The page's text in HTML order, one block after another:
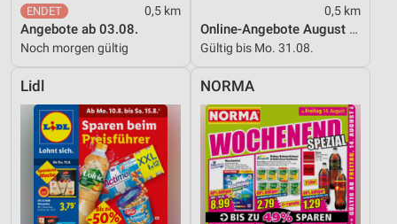
0,5 km
Angebote ab 03.08.
Noch morgen gültig
0,5 km
Online-Angebote August 2026
Gültig bis Mo. 31.08.
Lidl NORMA